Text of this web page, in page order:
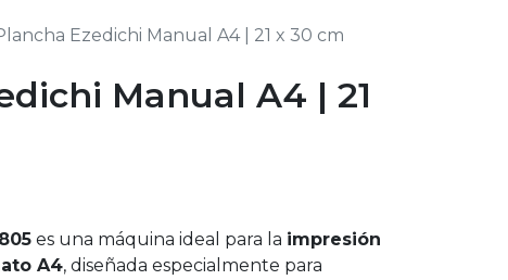
Ezedichi Manual A4 | 21 x 30 cm
Manual A4 | 21
es una máquina ideal para la impresión
A4, diseñada especialmente para